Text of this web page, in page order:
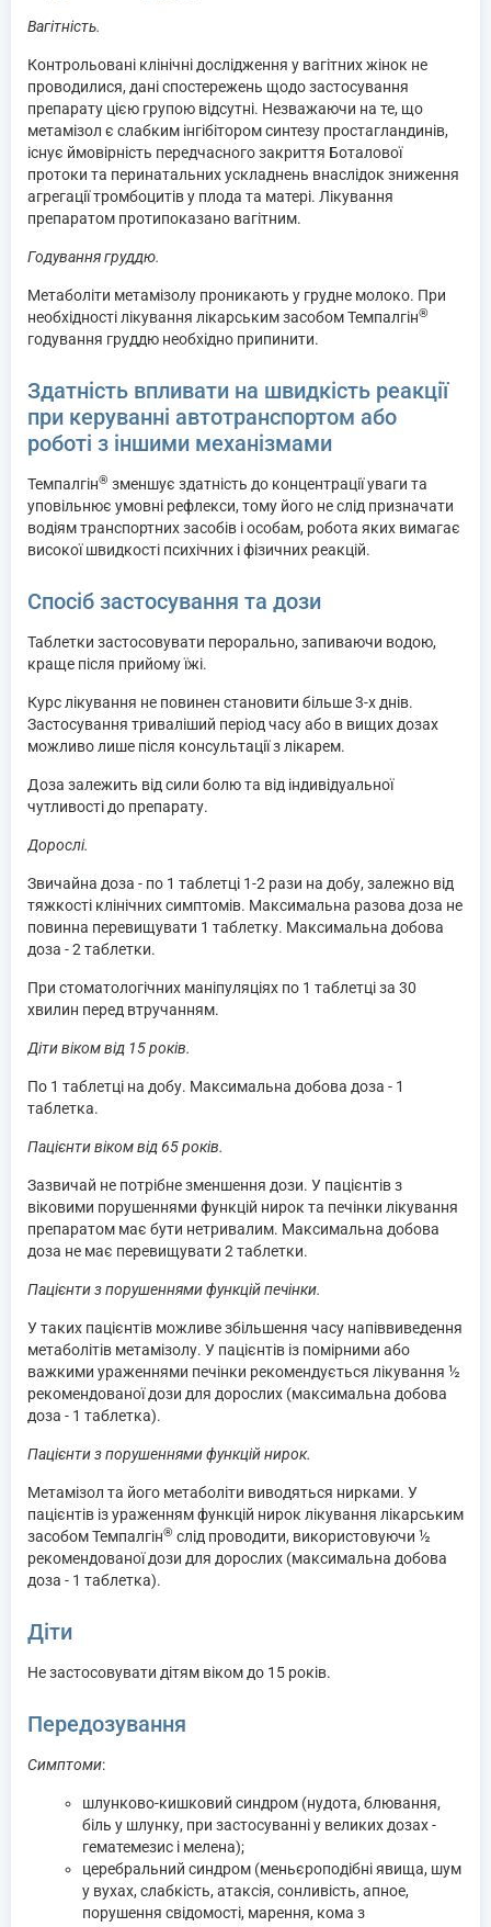
Вагітність.
Контрольовані клінічні дослідження у вагітних жінок не
проводилися, дані спостережень щодо застосування
препарату цією групою відсутні. Незважаючи на те, що
метамізол є слабким інгібітором синтезу простагландинів,
існує ймовірність передчасного закриття Боталової
протоки та перинатальних ускладнень внаслідок зниження
агрегації тромбоцитів у плода та матері. Лікування
препаратом протипоказано вагітним.
Годування груддю.
Метаболіти метамізолу проникають у грудне молоко. При
необхідності лікування лікарським засобом Темпалгін®
годування груддю необхідно припинити.
Здатність впливати на швидкість реакції
при керуванні автотранспортом або
роботі з іншими механізмами
Темпалгін® зменшує здатність до концентрації уваги та
уповільнює умовні рефлекси, тому його не слід призначати
водіям транспортних засобів і особам, робота яких вимагає
високої швидкості психічних і фізичних реакцій.
Спосіб застосування та дози
Таблетки застосовувати перорально, запиваючи водою,
краще після прийому їжі.
Курс лікування не повинен становити більше 3-х днів.
Застосування триваліший період часу або в вищих дозах
можливо лише після консультації з лікарем.
Доза залежить від сили болю та від індивідуальної
чутливості до препарату.
Дорослі.
Звичайна доза - по 1 таблетці 1-2 рази на добу, залежно від
тяжкості клінічних симптомів. Максимальна разова доза не
повинна перевищувати 1 таблетку. Максимальна добова
доза - 2 таблетки.
При стоматологічних маніпуляціях по 1 таблетці за 30
хвилин перед втручанням.
Діти віком від 15 років.
По 1 таблетці на добу. Максимальна добова доза - 1
таблетка.
Пацієнти віком від 65 років.
Зазвичай не потрібне зменшення дози. У пацієнтів з
віковими порушеннями функцій нирок та печінки лікування
препаратом має бути нетривалим. Максимальна добова
доза не має перевищувати 2 таблетки.
Пацієнти з порушеннями функцій печінки.
У таких пацієнтів можливе збільшення часу напіввиведення
метаболітів метамізолу. У пацієнтів із помірними або
важкими ураженнями печінки рекомендується лікування ½
рекомендованої дози для дорослих (максимальна добова
доза - 1 таблетка).
Пацієнти з порушеннями функцій нирок.
Метамізол та його метаболіти виводяться нирками. У
пацієнтів із ураженням функцій нирок лікування лікарським
засобом Темпалгін® слід проводити, використовуючи ½
рекомендованої дози для дорослих (максимальна добова
доза - 1 таблетка).
Діти
Не застосовувати дітям віком до 15 років.
Передозування
Симптоми:
шлунково-кишковий синдром (нудота, блювання,
біль у шлунку, при застосуванні у великих дозах -
гематемезис і мелена);
церебральний синдром (меньєроподібні явища, шум
у вухах, слабкість, атаксія, сонливість, апное,
порушення свідомості, марення, кома з